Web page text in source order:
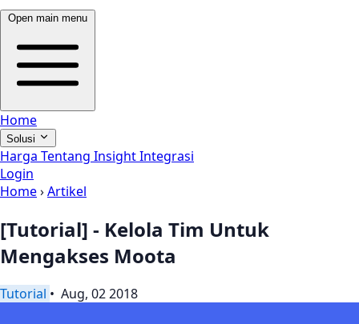
Open main menu
Home
Solusi
Harga Tentang InsightIntegrasi
Login
Home›Artikel
[Tutorial] - Kelola Tim Untuk
Mengakses Moota
Tutorial • Aug, 02 2018